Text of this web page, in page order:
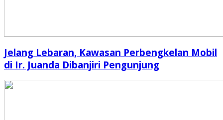
Jelang Lebaran, Kawasan Perbengkelan Mobil
di Ir. Juanda Dibanjiri Pengunjung